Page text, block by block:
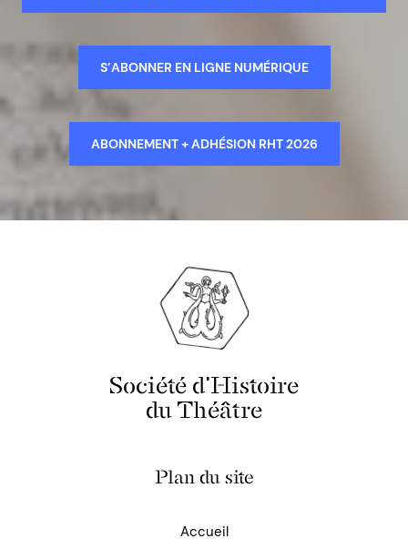
S’ABONNER EN LIGNE NUMÉRIQUE
ABONNEMENT + ADHÉSION RHT 2026
Société d'Histoire
du Théâtre
Plan du site
Accueil